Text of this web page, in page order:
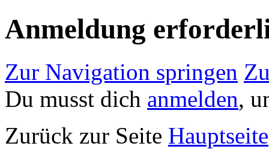
Anmeldung
Zur Navigation springen
Du musst dich anmelden,
Zurück zur Seite Hauptseite